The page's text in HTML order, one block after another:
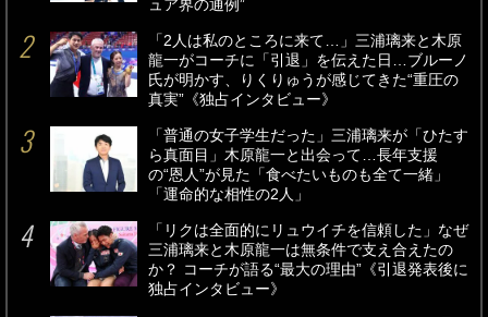
ュア界の通例”
「2人は私のところに来て…」三浦璃来と木原
龍一がコーチに「引退」を伝えた日…ブルーノ
氏が明かす、りくりゅうが感じてきた“重圧の
真実”《独占インタビュー》
「普通の女子学生だった」三浦璃来が「ひたす
ら真面目」木原龍一と出会って…長年支援
の“恩人”が見た「食べたいものも全て一緒」
「運命的な相性の2人」
「リクは全面的にリュウイチを信頼した」なぜ
三浦璃来と木原龍一は無条件で支え合えたの
か？ コーチが語る“最大の理由”《引退発表後に
独占インタビュー》